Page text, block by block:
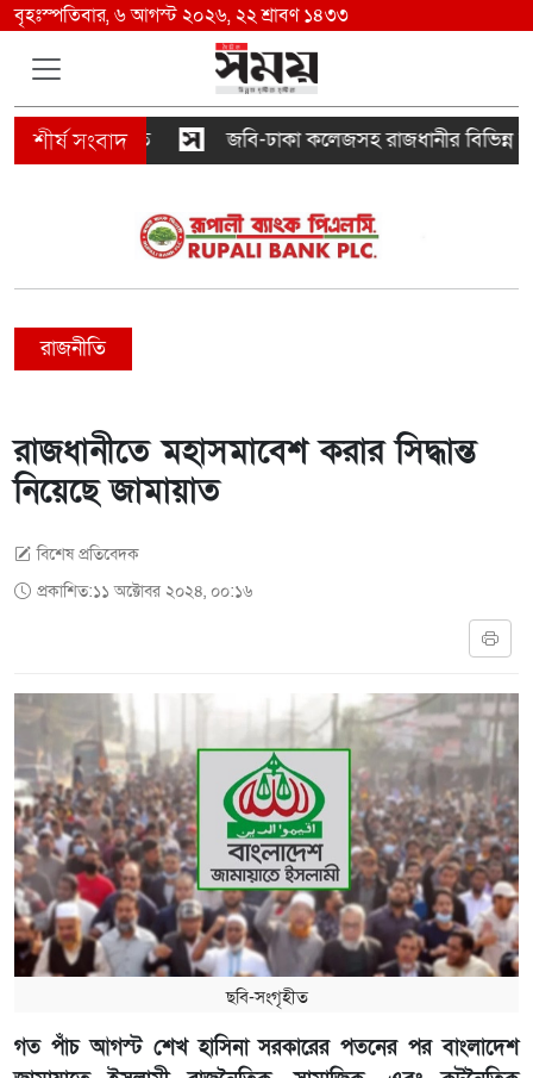
বৃহঃস্পতিবার, ৬ আগস্ট ২০২৬, ২২ শ্রাবণ ১৪৩৩
বলছে ভারত জবি-ঢাকা কলেজসহ রাজধানীর বিভিন্ন স্থানে
রাজনীতি
রাজধানীতে মহাসমাবেশ করার সিদ্ধান্ত
নিয়েছে জামায়াত
বিশেষ প্রতিবেদক
প্রকাশিত:১১ অক্টোবর ২০২৪, ০০:১৬
ছবি-সংগৃহীত
গত পাঁচ আগস্ট শেখ হাসিনা সরকারের পতনের পর বাংলাদেশ